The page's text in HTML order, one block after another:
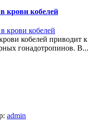
крови кобелей
кобелей приводит к
гонадотропинов. В...
admin